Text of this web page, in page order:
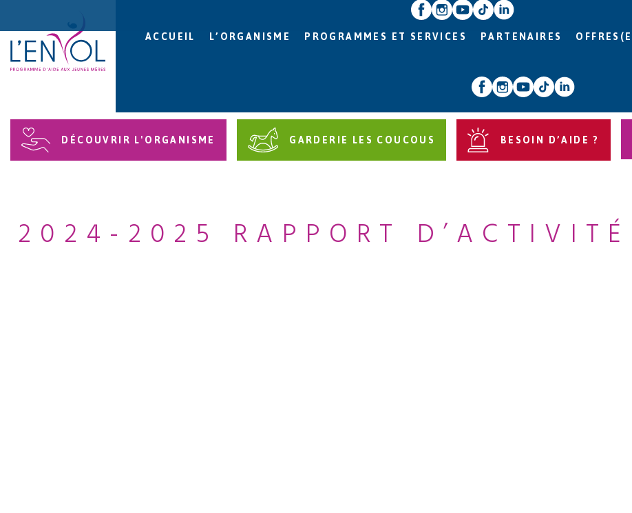
ACCUEIL L’ORGANISME PROGRAMMES ET SERVICES PARTENAIRES
DÉCOUVRIR L'ORGANISME GARDERIE LES COUCOUS BESOIN D’AIDE ?
2024-2025 RAPPORT